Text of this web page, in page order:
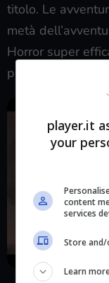
titolo. Le
metà
Horror super
più sensibili.
player.it
your
content
services
Store
Learn